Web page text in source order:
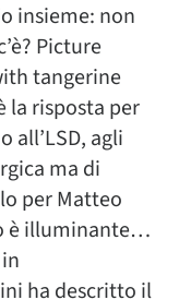
insieme: non
Picture
tangerine
la risposta per
all’LSD, agli
ma di
per Matteo
è illuminante…
ha descritto il